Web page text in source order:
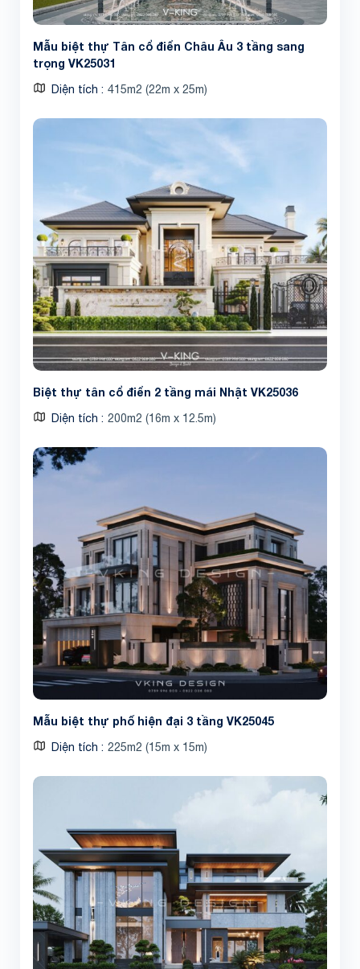
Share
Mẫu biệt thự Tân cổ điển Châu Âu 3 tầng sang
trọng VK25031
Diện tích 415m2 (22m x 25m)
Biệt thự tân cổ điển 2 tầng mái Nhật VK25036
Diện tích 200m2 (16m x 12.5m)
Mẫu biệt thự phố hiện đại 3 tầng VK25045
Diện tích 225m2 (15m x 15m)